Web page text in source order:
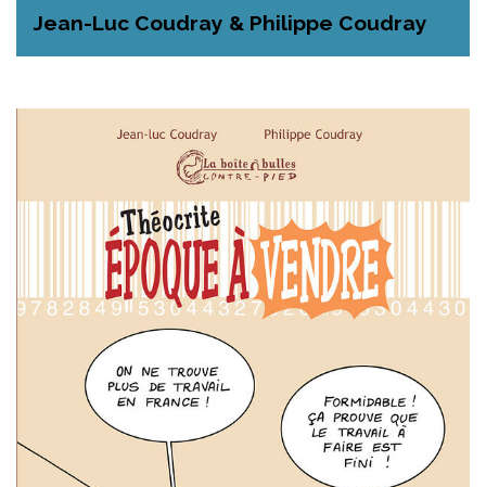
Jean-Luc Coudray & Philippe Coudray